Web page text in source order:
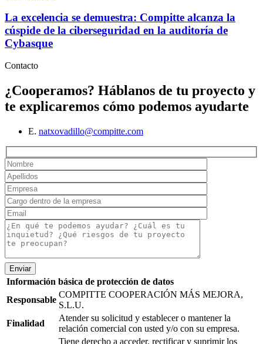
La excelencia se demuestra: Compitte alcanza la
cúspide de la ciberseguridad en la auditoría de
Cybasque
Contacto
¿Cooperamos? Háblanos de tu proyecto y
te explicaremos cómo podemos ayudarte
E. natxovadillo@compitte.com
Enviar
Información básica de protección de datos
Responsable
COMPITTE COOPERACIÓN MÁS MEJORA,
S.L.U.
Finalidad
Atender su solicitud y establecer o mantener la
relación comercial con usted y/o con su empresa.
Tiene derecho a acceder, rectificar y suprimir los